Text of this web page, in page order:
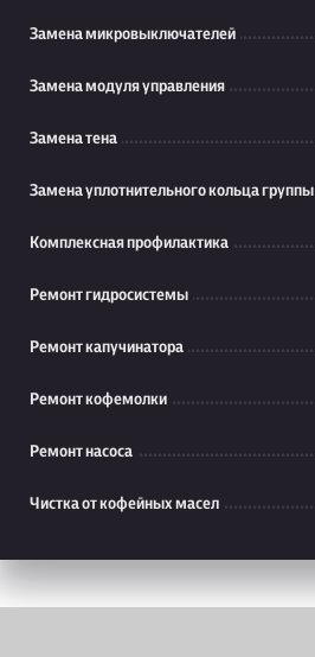
Замена микровыключателей
Замена модуля управления
Замена тена
Замена уплотнительного кольца группы
Комплексная профилактика
Ремонт гидросистемы
Ремонт капучинатора
Ремонт кофемолки
Ремонт насоса
Чистка от кофейных масел